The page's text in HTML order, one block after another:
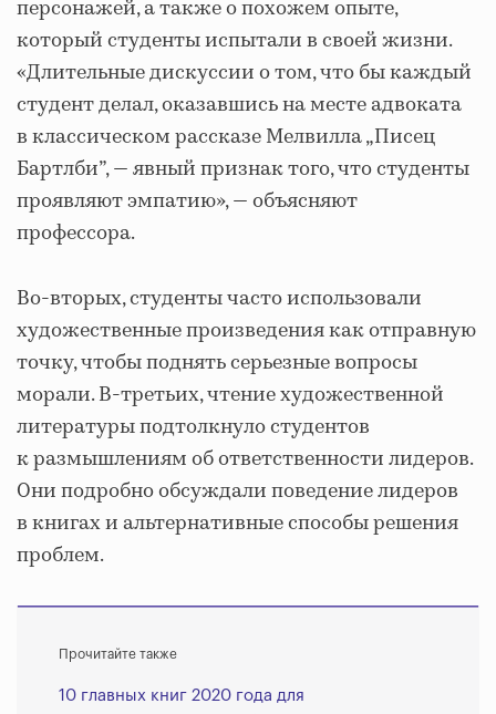
персонажей, а также о похожем опыте,
который студенты испытали в своей жизни.
«Длительные дискуссии о том, что бы каждый
студент делал, оказавшись на месте адвоката
в классическом рассказе Мелвилла „Писец
Бартлби”, — явный признак того, что студенты
проявляют эмпатию», — объясняют
профессора.
Во-вторых, студенты часто использовали
художественные произведения как отправную
точку, чтобы поднять серьезные вопросы
морали. В-третьих, чтение художественной
литературы подтолкнуло студентов
к размышлениям об ответственности лидеров.
Они подробно обсуждали поведение лидеров
в книгах и альтернативные способы решения
проблем.
Прочитайте также
10 главных книг 2020 года для